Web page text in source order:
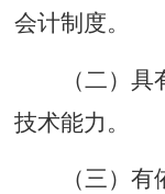
会计制度。
（二）
技术能力。
（三）